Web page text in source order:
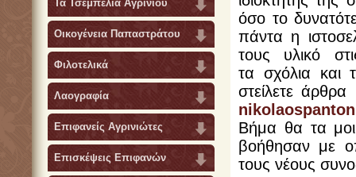
Τα Τσεμπέλια Αγρινίου
Οικογένεια Παπαστράτου
Φιλοτελικά
Λαογραφία
Επιφανείς Αγρινιώτες
Επισκέψεις Επιφανών
όσο το
πάντα η
τους υλικό
τα σχόλια και
στείλετε
Βήμα θα τα
βοήθησαν με
τους νέους